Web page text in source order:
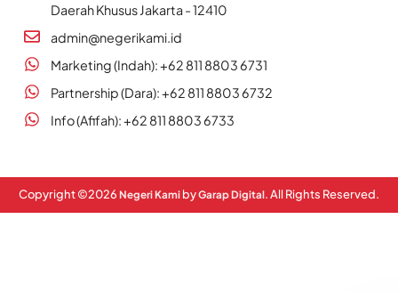
Daerah Khusus Jakarta - 12410
admin@negerikami.id
Marketing (Indah): +62 811 8803 6731
Partnership (Dara): +62 811 8803 6732
Info (Afifah): +62 811 8803 6733
Copyright ©2026 Negeri Kami byGarap Digital. All Rights Reserved.